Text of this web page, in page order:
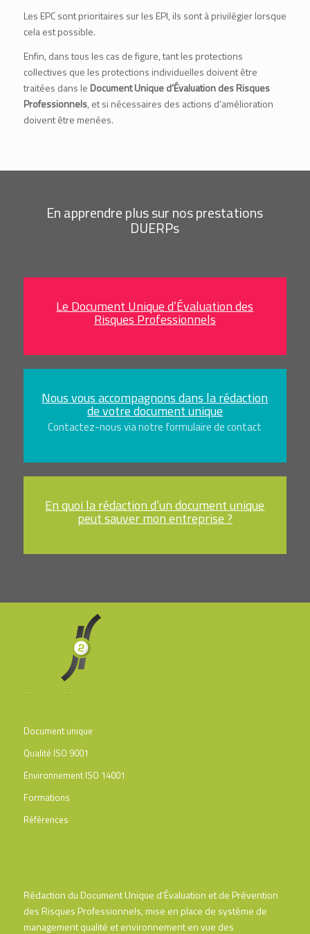
Les EPC sont prioritaires sur les EPI, ils sont à privilégier lorsque
cela est possible.
Enfin, dans tous les cas de figure, tant les protections
collectives que les protections individuelles doivent être
traitées dans le Document Unique d’Évaluation des Risques
Professionnels, et si nécessaires des actions d’amélioration
doivent être menées.
En apprendre plus sur nos prestations
DUERPs
Le Document Unique d’Évaluation des
Risques Professionnels
Nous vous accompagnons dans la rédaction
de votre document unique
Contactez-nous via notre formulaire de contact
En quoi la rédaction d’un document unique
peut sauver mon entreprise ?
Document unique
Qualité ISO 9001
Environnement ISO 14001
Formations
Références
Rédaction du Document Unique d’Évaluation et de Prévention
des Risques Professionnels, mise en place de système de
management qualité et environnement en vue des